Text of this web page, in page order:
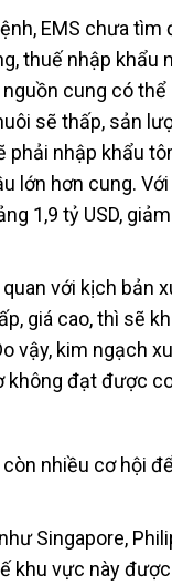
EMS chưa tìm
thuế nhập khẩu
cung có
sẽ thấp, sản
phải nhập khẩu
lớn hơn cung. Với
1,9 tỷ USD,
với kịch bản
giá cao, thì sẽ
vậy, kim ngạch
không đạt được
nhiều cơ hội
Singapore,
khu vực này